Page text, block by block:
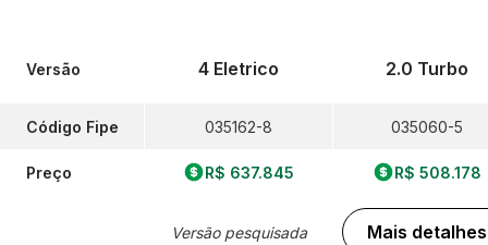
Versão
Código Fipe
Preço
4 Eletrico
035162-8
R$ 637.845
Versão pesquisada
2.0 Turbo
035060-5
R$ 508.178
Mais detalhes